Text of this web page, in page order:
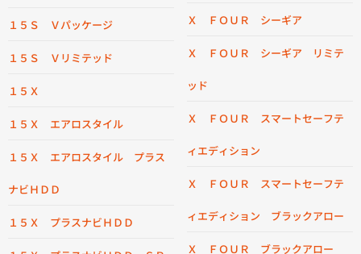
１５Ｓ Ｖパッケージ
１５Ｓ Ｖリミテッド
１５Ｘ
１５Ｘ エアロスタイル
１５Ｘ エアロスタイル プラス
ナビＨＤＤ
１５Ｘ プラスナビＨＤＤ
Ｘ ＦＯＵＲ シーギア
Ｘ ＦＯＵＲ シーギア リミテ
ッド
Ｘ ＦＯＵＲ スマートセーフテ
ィエディション
Ｘ ＦＯＵＲ スマートセーフテ
ィエディション ブラックアロー
Ｘ ＦＯＵＲ ブラックアロー